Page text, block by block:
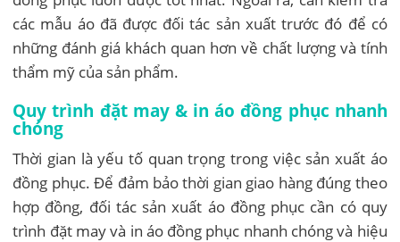
các mẫu áo đã được đối tác sản xuất trước đó để có
những đánh giá khách quan hơn về chất lượng và tính
thẩm mỹ của sản phẩm.
Quy trình đặt may & in áo đồng phục nhanh
chóng
Thời gian là yếu tố quan trọng trong việc sản xuất áo
đồng phục. Để đảm bảo thời gian giao hàng đúng theo
hợp đồng, đối tác sản xuất áo đồng phục cần có quy
trình đặt may và in áo đồng phục nhanh chóng và hiệu